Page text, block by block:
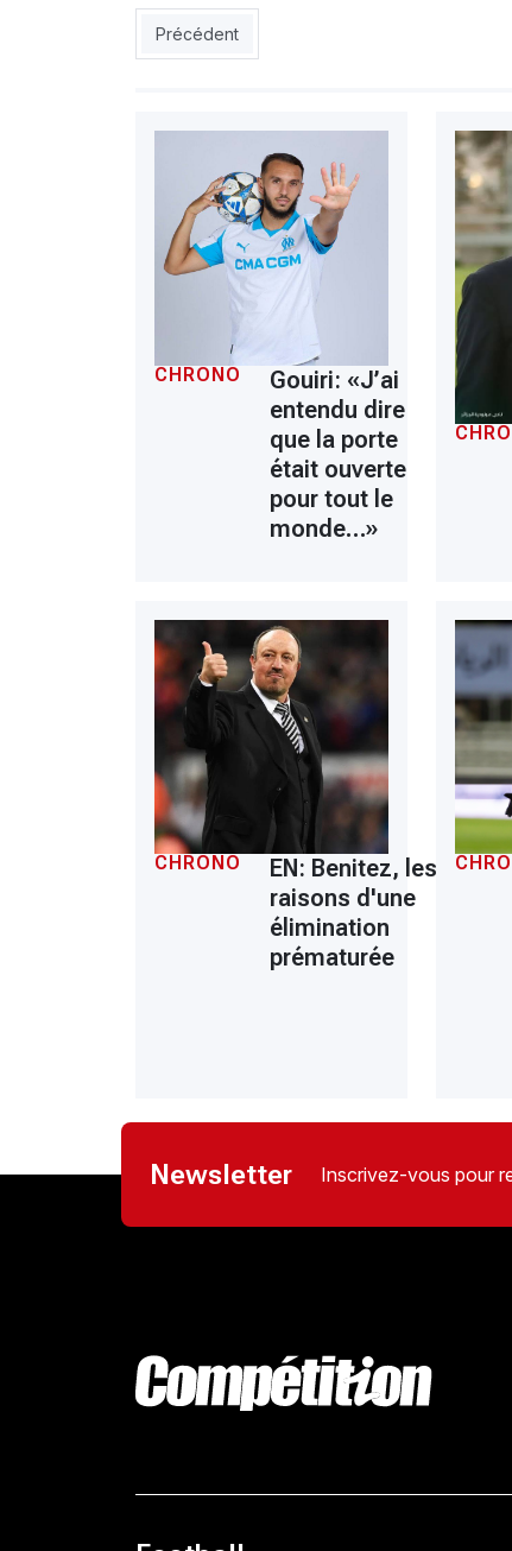
Article précédent : Éliminatoires CAN 2027:
Précédent
CHRONO
Gouiri: «J’ai
entendu dire
que la porte
était ouverte
pour tout le
monde…»
CHRONO
EN: Benitez, les
raisons d'une
élimination
prématurée
Newsletter Inscrivez-vous pour